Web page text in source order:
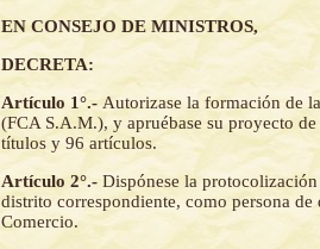
EN CONSEJO DE MINISTROS,
DECRETA:
Artículo 1°.- Autorizase la formación de
(FCA S.A.M.), y apruébase su proyecto
títulos y 96 artículos.
Artículo 2°.- Dispónese la
distrito correspondiente, como persona
Comercio.